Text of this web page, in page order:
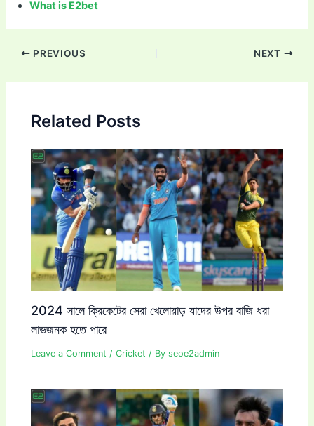
What is E2bet
Post
PREVIOUS NEXT
Related Posts
2024 সালে ক্রিকেটের সেরা খেলোয়াড় যাদের উপর বাজি ধরা
লাভজনক হতে পারে
Leave a Comment /Cricket / Byseoe2admin